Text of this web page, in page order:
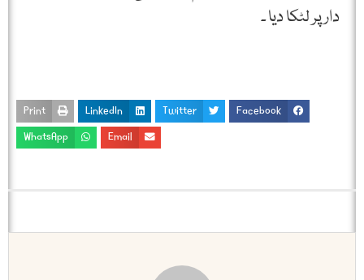
دار پر لٹکا دیا ۔
Facebook
Twitter
LinkedIn
Print
Email
WhatsApp